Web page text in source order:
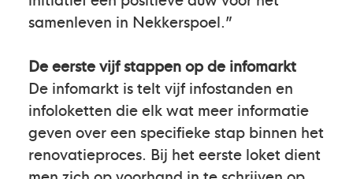
samenleven in Nekkerspoel.”
De eerste vijf stappen op de infomarkt
De infomarkt is telt vijf infostanden en
infoloketten die elk wat meer informatie
geven over een specifieke stap binnen het
renovatieproces. Bij het eerste loket dient